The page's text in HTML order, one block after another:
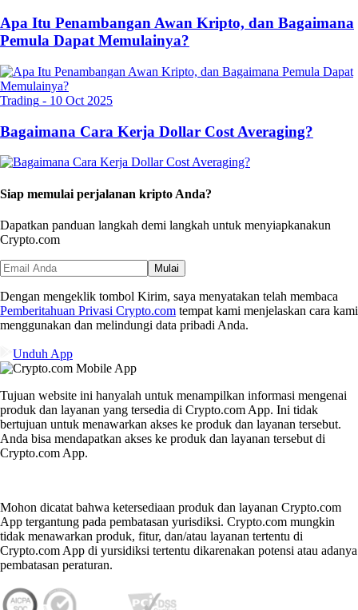
Apa Itu Penambangan Awan Kripto, dan Bagaimana
Pemula Dapat Memulainya?
Trading - 10 Oct 2025
Bagaimana Cara Kerja Dollar Cost Averaging?
Siap memulai perjalanan kripto Anda?
Dapatkan panduan langkah demi langkah untuk menyiapkanakun
Crypto.com
Mulai
Dengan mengeklik tombol Kirim, saya menyatakan telah membaca
Pemberitahuan Privasi Crypto.com tempat kami menjelaskan cara kami
menggunakan dan melindungi data pribadi Anda.
Unduh App
Tujuan website ini hanyalah untuk menampilkan informasi mengenai
produk dan layanan yang tersedia di Crypto.com App. Ini tidak
bertujuan untuk menawarkan akses ke produk dan layanan tersebut.
Anda bisa mendapatkan akses ke produk dan layanan tersebut di
Crypto.com App.
Mohon dicatat bahwa ketersediaan produk dan layanan Crypto.com
App tergantung pada pembatasan yurisdiksi. Crypto.com mungkin
tidak menawarkan produk, fitur, dan/atau layanan tertentu di
Crypto.com App di yursidiksi tertentu dikarenakan potensi atau adanya
pembatasan peraturan.